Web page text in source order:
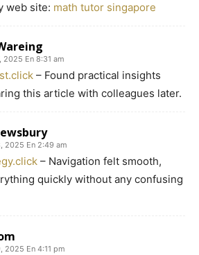
web site: math tutor singapore
2025 En 8:31 am
– Found practical insights
this article with colleagues later.
2025 En 2:49 am
– Navigation felt smooth,
quickly without any confusing
2025 En 4:11 pm